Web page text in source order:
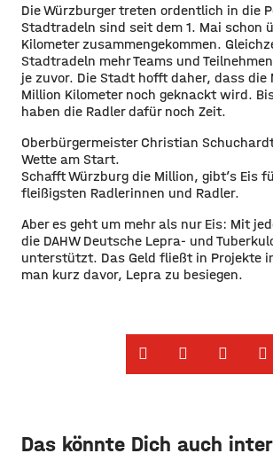
Die Würzburger treten ordentlich in die
Stadtradeln sind seit dem 1. Mai schon
Kilometer zusammengekommen.
Stadtradeln mehr Teams und
je zuvor. Die Stadt hofft daher, dass die
Million Kilometer noch geknackt wird.
haben die Radler dafür noch Zeit.
Oberbürgermeister Christian
Wette am Start.
Schafft Würzburg die Million, gibt’s Eis
fleißigsten Radlerinnen und Radler.
Aber es geht um mehr als nur Eis: Mit
die DAHW Deutsche Lepra- und
unterstützt. Das Geld fließt in Projekte
man kurz davor, Lepra zu besiegen.
Das könnte Dich auch